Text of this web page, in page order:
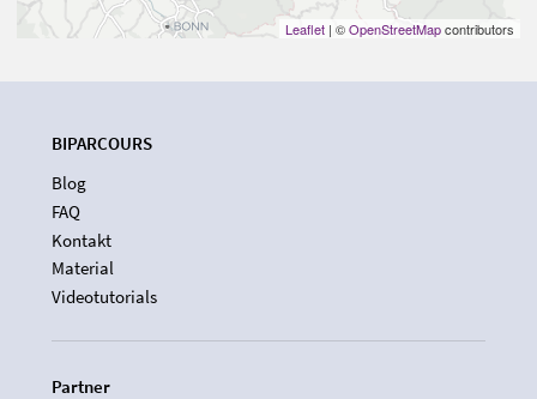
Leaflet | ©OpenStreetMapcontributors
BIPARCOURS
Blog
FAQ
Kontakt
Material
Videotutorials
Partner